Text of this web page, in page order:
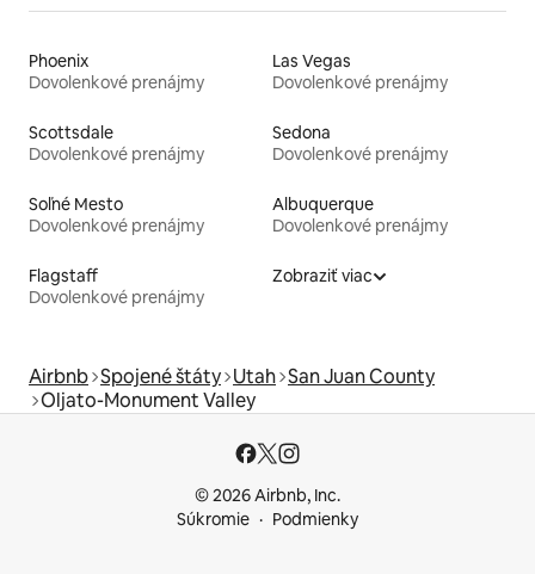
Phoenix
Dovolenkové prenájmy
Las Vegas
Dovolenkové prenájmy
Scottsdale
Dovolenkové prenájmy
Sedona
Dovolenkové prenájmy
Soľné Mesto
Dovolenkové prenájmy
Albuquerque
Dovolenkové prenájmy
Flagstaff
Dovolenkové prenájmy
Zobraziť viac
Airbnb Spojené štáty Utah San Juan County
Oljato-Monument Valley
© 2026 Airbnb, Inc.
Súkromie
Podmienky